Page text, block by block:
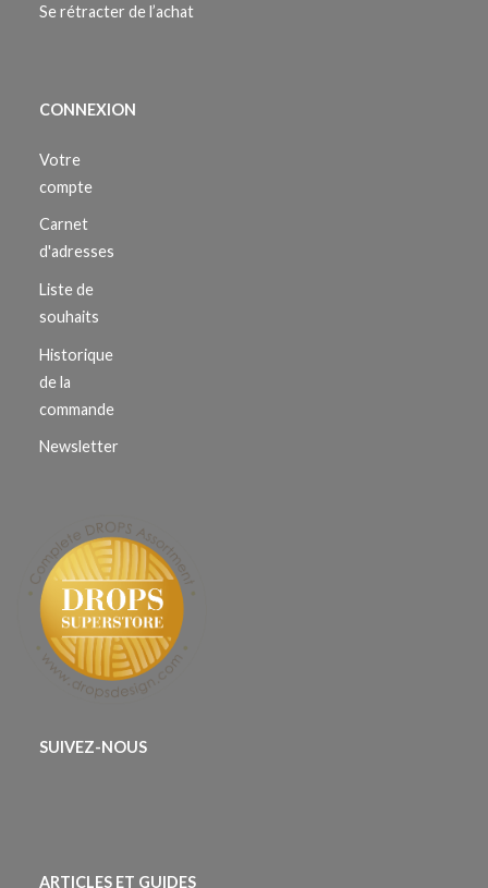
Se rétracter de l’achat
CONNEXION
Votre
compte
Carnet
d'adresses
Liste de
souhaits
Historique
de la
commande
Newsletter
SUIVEZ-NOUS
ARTICLES ET GUIDES